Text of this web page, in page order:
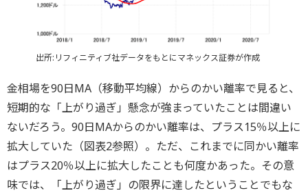
出所:リフィニティブ社データをもとにマネックス証券が作成
金相場を90日MA（移動平均線）からのかい離率で見ると、
短期的な「上がり過ぎ」懸念が強まっていたことは間違い
ないだろう。90日MAからのかい離率は、プラス15％以上に
拡大していた（図表2参照）。ただ、これまでに同かい離率
はプラス20％以上に拡大したことも何度かあった。その意
味では、「上がり過ぎ」の限界に達したということでもな